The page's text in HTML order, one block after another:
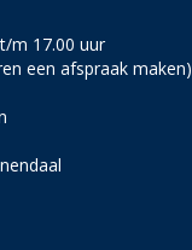
m 17.00 uur
een afspraak maken)